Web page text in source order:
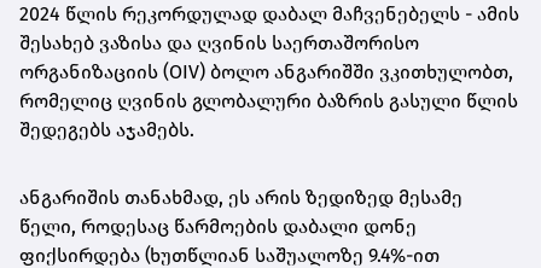
2024 წლის რეკორდულად დაბალ მაჩვენებელს - ამის
შესახებ ვაზისა და ღვინის საერთაშორისო
ორგანიზაციის (OIV) ბოლო ანგარიშში ვკითხულობთ,
რომელიც ღვინის გლობალური ბაზრის გასული წლის
შედეგებს აჯამებს.
ანგარიშის თანახმად, ეს არის ზედიზედ მესამე
წელი, როდესაც წარმოების დაბალი დონე
ფიქსირდება (ხუთწლიან საშუალოზე 9.4%-ით